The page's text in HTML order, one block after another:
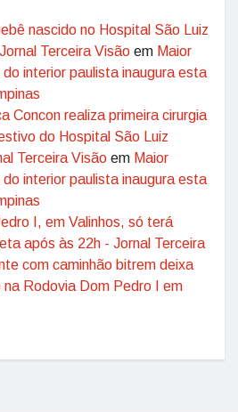
nascido no Hospital São Luiz
Terceira Visão em Maior
interior paulista inaugura esta
Concon realiza primeira cirurgia
do Hospital São Luiz
Terceira Visão em Maior
interior paulista inaugura esta
I, em Valinhos, só terá
após às 22h - Jornal Terceira
com caminhão bitrem deixa
Rodovia Dom Pedro I em